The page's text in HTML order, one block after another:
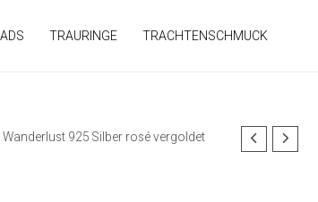
TRAURINGE TRACHTENSCHMUCK
925 Silber rosé vergoldet